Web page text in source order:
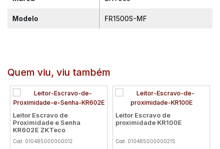
Modelo FR1500S-MF
Quem viu, viu também
Leitor Escravo de
Proximidade e Senha
KR602E ZKTeco
Cod: 010485000000012
Leitor Escravo de
proximidade KR100E
Cod: 010485000000215